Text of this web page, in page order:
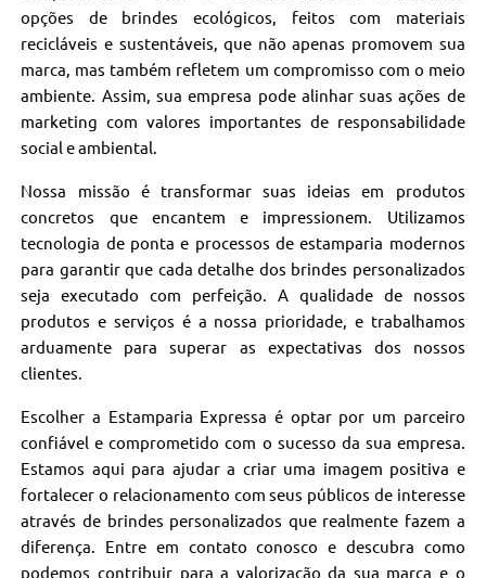
opções de brindes ecológicos, feitos com materiais
recicláveis e sustentáveis, que não apenas promovem sua
marca, mas também refletem um compromisso com o meio
ambiente. Assim, sua empresa pode alinhar suas ações de
marketing com valores importantes de responsabilidade
social e ambiental.
Nossa missão é transformar suas ideias em produtos
concretos que encantem e impressionem. Utilizamos
tecnologia de ponta e processos de estamparia modernos
para garantir que cada detalhe dos brindes personalizados
seja executado com perfeição. A qualidade de nossos
produtos e serviços é a nossa prioridade, e trabalhamos
arduamente para superar as expectativas dos nossos
clientes.
Escolher a Estamparia Expressa é optar por um parceiro
confiável e comprometido com o sucesso da sua empresa.
Estamos aqui para ajudar a criar uma imagem positiva e
fortalecer o relacionamento com seus públicos de interesse
através de brindes personalizados que realmente fazem a
diferença. Entre em contato conosco e descubra como
podemos contribuir para a valorização da sua marca e o